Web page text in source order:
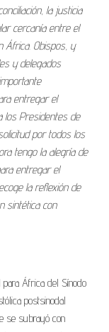
la justicia
cercanía entre el
África. Obispos, y
y delegados
entregar el
los Presidentes de
por todos los
tengo la alegría de
entregar el
la reflexión de
sintética con
África del Sínodo
postsinodal
se subrayó con